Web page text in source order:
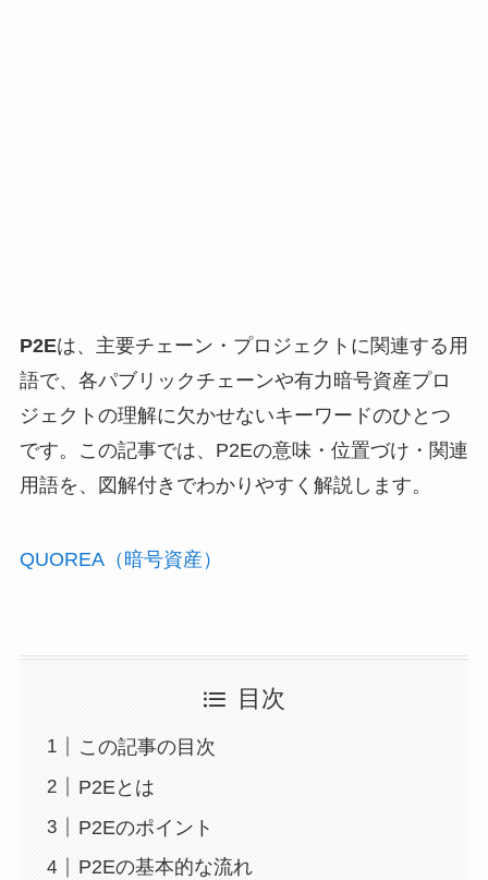
P2Eは、主要チェーン・プロジェクトに関連する用
語で、各パブリックチェーンや有力暗号資産プロ
ジェクトの理解に欠かせないキーワードのひとつ
です。この記事では、P2Eの意味・位置づけ・関連
用語を、図解付きでわかりやすく解説します。
QUOREA（暗号資産）
目次
この記事の目次
P2Eとは
P2Eのポイント
P2Eの基本的な流れ